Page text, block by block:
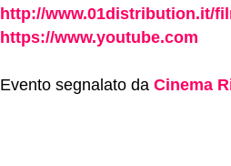
http://www.01distribution.it/
https://www.youtube.com
Evento segnalato da Cinema